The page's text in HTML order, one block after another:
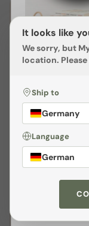
exklusiven
It looks like
We sorry, but
location.
Ship to
Germany
Language
German